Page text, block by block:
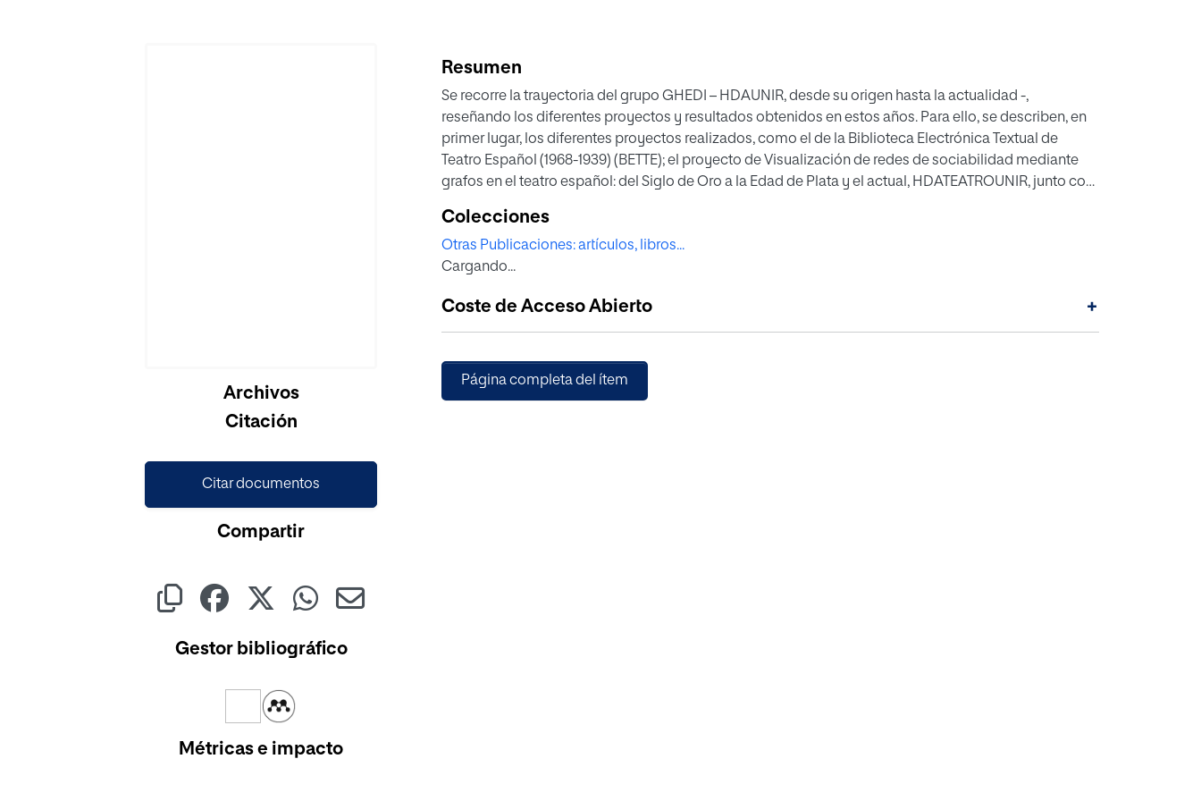
Archivos
Citación
Citar documentos
Compartir
Gestor bibliográfico
Métricas e impacto
Resumen
Se recorre la trayectoria del grupo GHEDI – HDAUNIR, desde su origen hasta la actualidad -,
reseñando los diferentes proyectos y resultados obtenidos en estos años. Para ello, se describen, en
primer lugar, los diferentes proyectos realizados, como el de la Biblioteca Electrónica Textual de
Teatro Español (1968-1939) (BETTE); el proyecto de Visualización de redes de sociabilidad mediante
grafos en el teatro español: del Siglo de Oro a la Edad de Plata y el actual, HDATEATROUNIR, junto con
las tareas que se han llevado a cabo dentro del actual proyecto, que gira en dos vertientes: seguir
nutriendo BETTE de textos etiquetados en TEI, con un objetivo claro de dar mayor visibilidad a las
dramaturgas de la Edad de Plata; y continuar con la investigación a partir de redes sociales de los
va dirigida al estudio y puesta en práctica de las posibilidades didácticas de los textos dramáticos en
TEI en estudiantes y profesores de niveles de Secundaria y Bachillerato. Con todas ellas se pretende
aportaciones, así como los desafíos y retos que suponen incluir las metodologías de las
Humanidades Digitales aplicadas en el estudio del teatro español de la Edad de Plata.
Colecciones
Otras Publicaciones: artículos, libros...
Cargando...
Coste de Acceso Abierto +
Página completa del ítem